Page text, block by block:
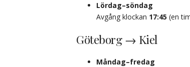
Lördag–söndag
Avgång klockan 17:45 (en
Göteborg → Kiel
Måndag–fredag